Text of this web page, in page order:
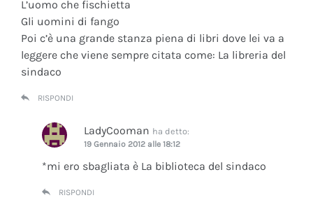
L’uomo che fischietta
Gli uomini di fango
Poi c’è una grande stanza piena di libri dove lei va a
leggere che viene sempre citata come: La libreria del
sindaco
RISPONDI
LadyCooman ha detto:
19 Gennaio 2012 alle 18:12
*mi ero sbagliata è La biblioteca del sindaco
RISPONDI